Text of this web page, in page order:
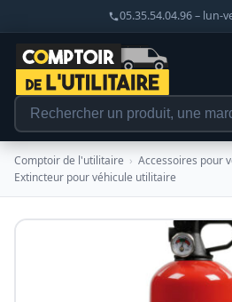
05.35.54.04.96 – lun-
Comptoir de l'utilitaire › Accessoires pour
Extincteur pour véhicule utilitaire